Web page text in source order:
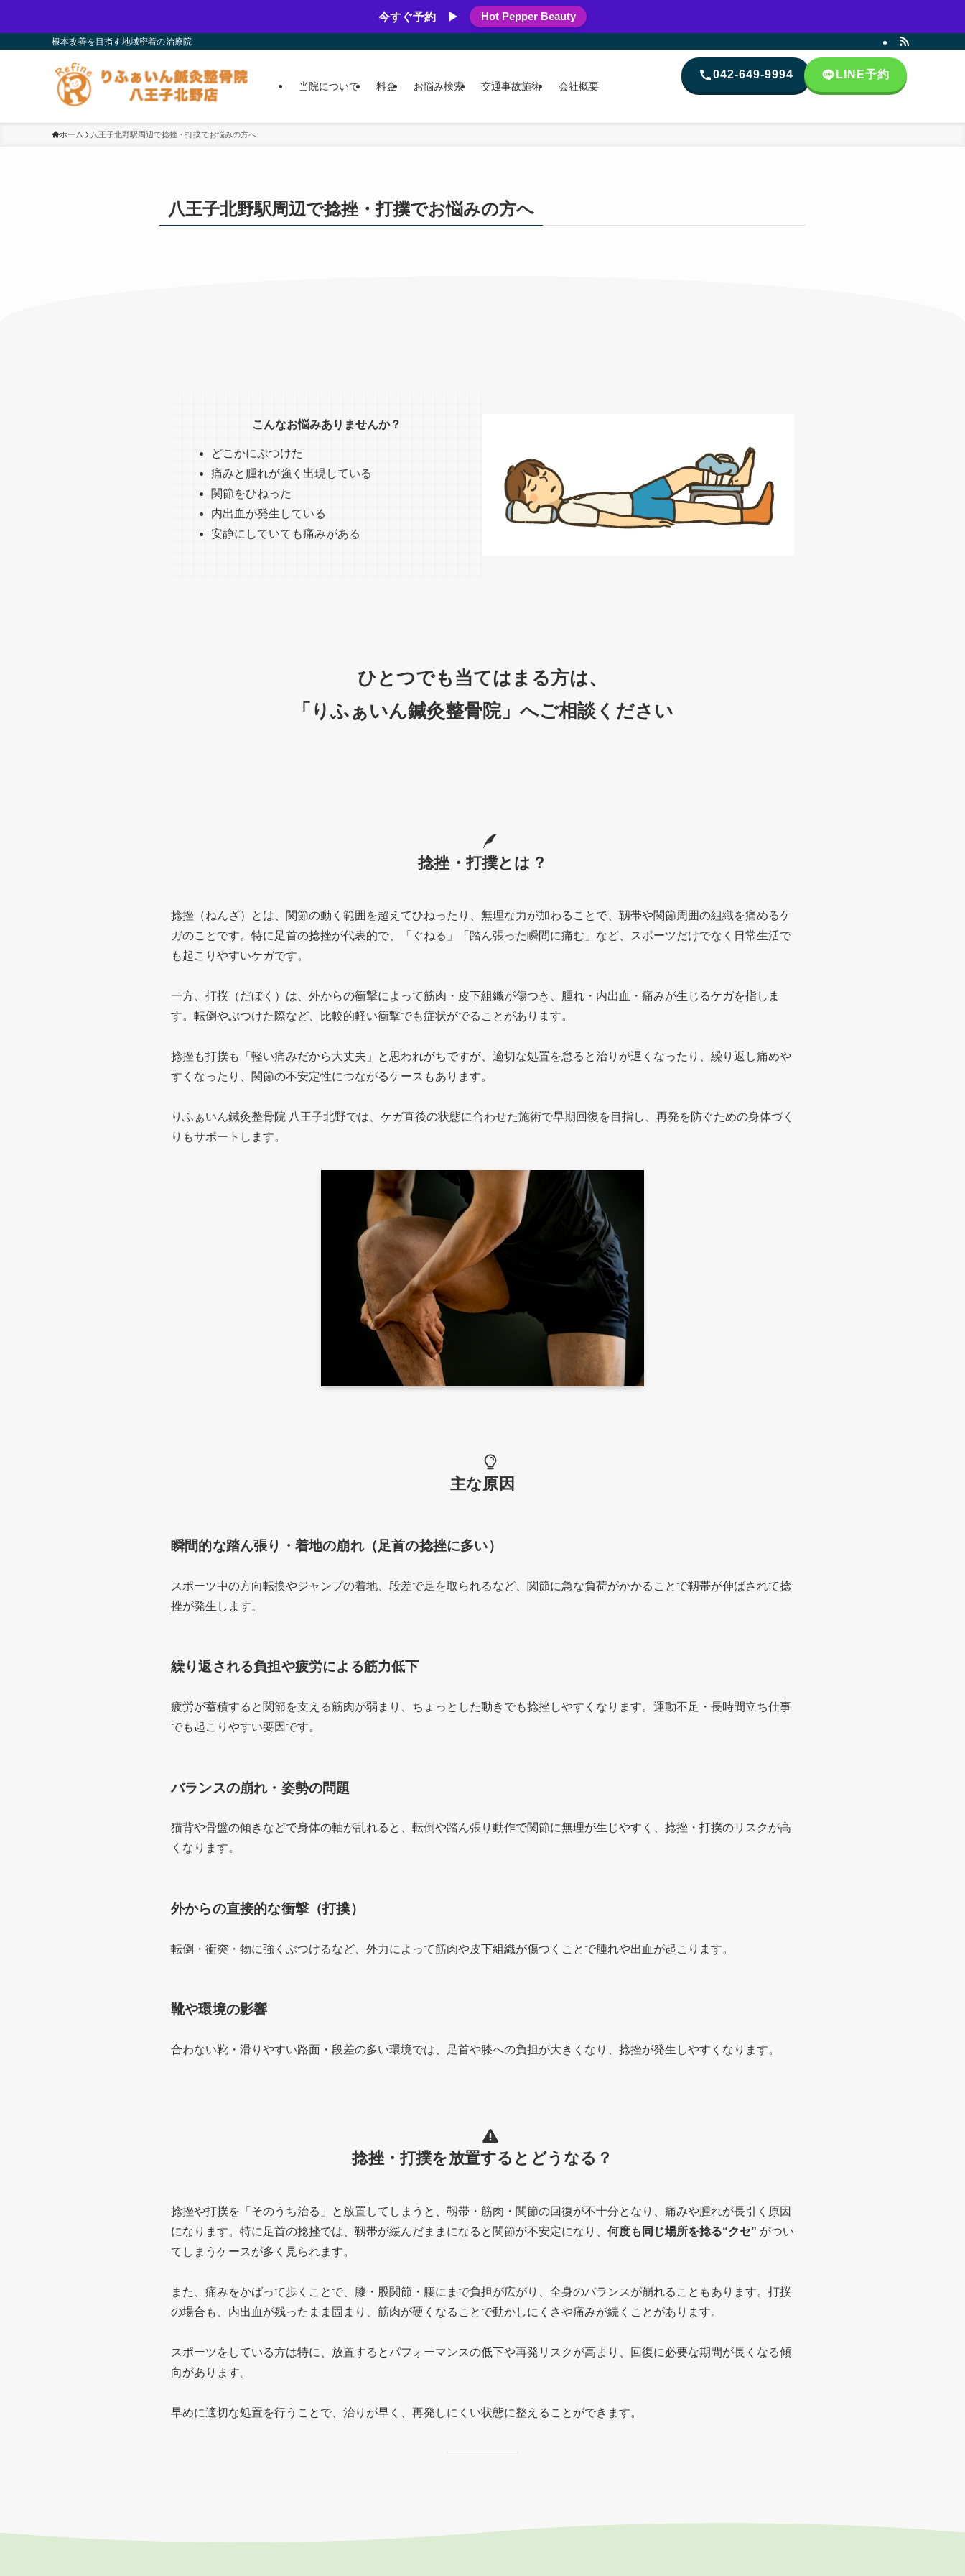
今すぐ予約 ▶ Hot Pepper Beauty
根本改善を目指す地域密着の治療院
当院について 料金 お悩み検索 交通事故施術 会社概要
042-649-9994 LINE予約
ホーム 八王子北野駅周辺で捻挫・打撲でお悩みの方へ
八王子北野駅周辺で捻挫・打撲でお悩みの方へ
こんなお悩みありませんか？
どこかにぶつけた
痛みと腫れが強く出現している
関節をひねった
内出血が発生している ​ ​
安静にしていても痛みがある
ひとつでも当てはまる方は、
「りふぁいん鍼灸整骨院」へご相談ください
捻挫・打撲とは？
捻挫（ねんざ）とは、関節の動く範囲を超えてひねったり、無理な力が加わることで、靱帯や関節周囲の組織を痛めるケ
ガのことです。特に足首の捻挫が代表的で、「ぐねる」「踏ん張った瞬間に痛む」など、スポーツだけでなく日常生活で
も起こりやすいケガです。
一方、打撲（だぼく）は、外からの衝撃によって筋肉・皮下組織が傷つき、腫れ・内出血・痛みが生じるケガを指しま
す。転倒やぶつけた際など、比較的軽い衝撃でも症状がでることがあります。
捻挫も打撲も「軽い痛みだから大丈夫」と思われがちですが、適切な処置を怠ると治りが遅くなったり、繰り返し痛めや
すくなったり、関節の不安定性につながるケースもあります。
りふぁいん鍼灸整骨院 八王子北野では、ケガ直後の状態に合わせた施術で早期回復を目指し、再発を防ぐための身体づく
りもサポートします。
主な原因
瞬間的な踏ん張り・着地の崩れ（足首の捻挫に多い）
スポーツ中の方向転換やジャンプの着地、段差で足を取られるなど、関節に急な負荷がかかることで靱帯が伸ばされて捻
挫が発生します。
繰り返される負担や疲労による筋力低下
疲労が蓄積すると関節を支える筋肉が弱まり、ちょっとした動きでも捻挫しやすくなります。運動不足・長時間立ち仕事
でも起こりやすい要因です。
バランスの崩れ・姿勢の問題
猫背や骨盤の傾きなどで身体の軸が乱れると、転倒や踏ん張り動作で関節に無理が生じやすく、捻挫・打撲のリスクが高
くなります。
外からの直接的な衝撃（打撲）
転倒・衝突・物に強くぶつけるなど、外力によって筋肉や皮下組織が傷つくことで腫れや出血が起こります。
靴や環境の影響
合わない靴・滑りやすい路面・段差の多い環境では、足首や膝への負担が大きくなり、捻挫が発生しやすくなります。
捻挫・打撲を放置するとどうなる？
捻挫や打撲を「そのうち治る」と放置してしまうと、靱帯・筋肉・関節の回復が不十分となり、痛みや腫れが長引く原因
になります。特に足首の捻挫では、靱帯が緩んだままになると関節が不安定になり、 何度も同じ場所を捻る“クセ” がつい
てしまうケースが多く見られます。
また、痛みをかばって歩くことで、膝・股関節・腰にまで負担が広がり、全身のバランスが崩れることもあります。打撲
の場合も、内出血が残ったまま固まり、筋肉が硬くなることで動かしにくさや痛みが続くことがあります。
スポーツをしている方は特に、放置するとパフォーマンスの低下や再発リスクが高まり、回復に必要な期間が長くなる傾
向があります。
早めに適切な処置を行うことで、治りが早く、再発しにくい状態に整えることができます。